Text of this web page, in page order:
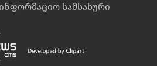
სამსახური